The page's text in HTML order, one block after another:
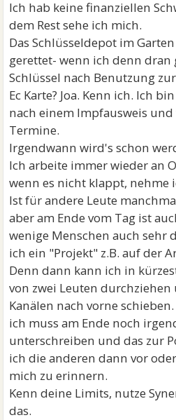
Input.
- EC-Karte im Parkhaus-
- Schwierigkeiten, zu zu
(Teambesprechungen)
- ausgemachte Termine/
wieder vergessen
Ich hab keine finanziellen
dem Rest sehe ich mich.
Das Schlüsseldepot im
gerettet- wenn ich denn dran
Schlüssel nach Benutzung
Ec Karte? Joa. Kenn ich. Ich
nach einem Impfausweis
Termine.
Irgendwann wird's schon
Ich arbeite immer wieder an
wenn es nicht klappt, nehme
Ist für andere Leute
aber am Ende vom Tag ist
wenige Menschen auch sehr
ich ein "Projekt" z.B. auf der
Denn dann kann ich in
von zwei Leuten durchziehen
Kanälen nach vorne
ich muss am Ende noch
unterschreiben und das zur
ich die anderen dann vor
mich zu erinnern.
Kenn deine Limits, nutze
das.